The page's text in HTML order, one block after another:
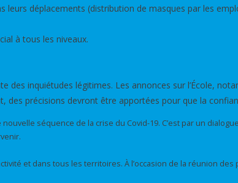
déplacements (distribution de masques par les
à tous les niveaux.
des inquiétudes légitimes. Les annonces sur l’École,
des précisions devront être apportées pour que la
séquence de la crise du Covid-19. C’est par un
et dans tous les territoires. À l’occasion de la réunion